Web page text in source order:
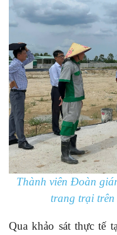
Thành viên Đoàn
trang trại
Qua khảo sát thực tế